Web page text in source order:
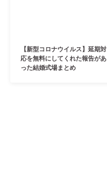
【新型コロナウイルス】延期対
応を無料にしてくれた報告があ
った結婚式場まとめ